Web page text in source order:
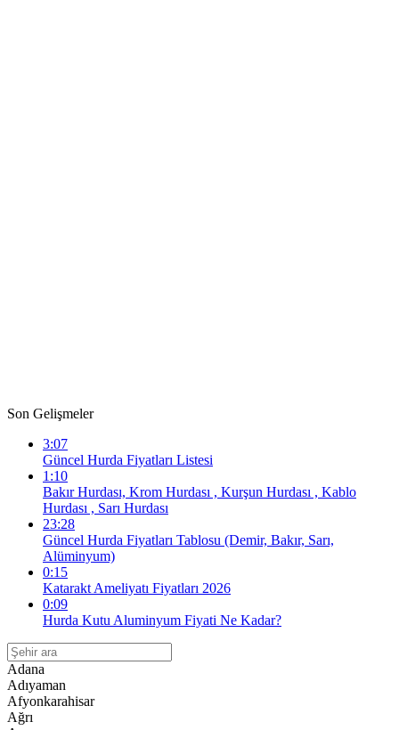
Son Gelişmeler
3:07
Güncel Hurda Fiyatları Listesi
1:10
Bakır Hurdası, Krom Hurdası , Kurşun Hurdası , Kablo
Hurdası , Sarı Hurdası
23:28
Güncel Hurda Fiyatları Tablosu (Demir, Bakır, Sarı,
Alüminyum)
0:15
Katarakt Ameliyatı Fiyatları 2026
0:09
Hurda Kutu Aluminyum Fiyati Ne Kadar?
Adana
Adıyaman
Afyonkarahisar
Ağrı